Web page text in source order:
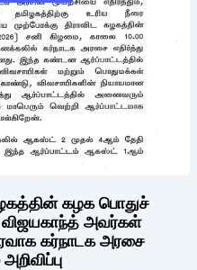
கழக பொதுச்
விஜயகாந்த் அவர்கள்
கர்நாடக அரசை